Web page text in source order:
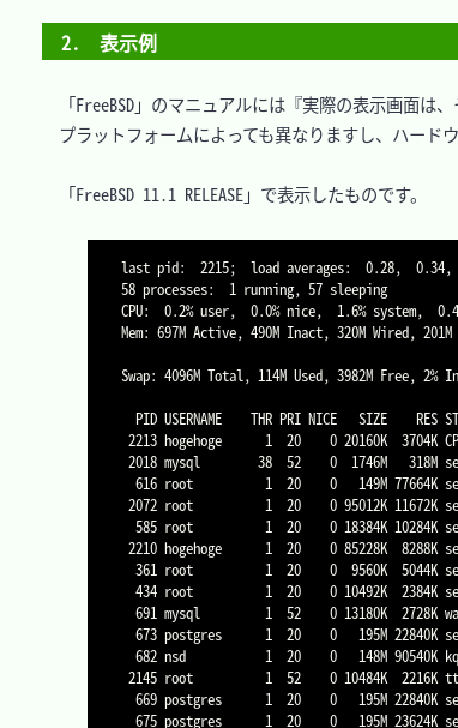
2.　表示例
「FreeBSD」のマニュアルには『実際の表示画面は
プラットフォームによっても異なりますし、ハード
「FreeBSD 11.1 RELEASE」で表示したものです。
last pid:  2215;  load averages:  0.28,
58 processes:  1 running, 57 sleeping
CPU:  0.2% user,  0.0% nice,  1.6% system,
Mem: 697M Active, 490M Inact, 320M Wired,
Swap: 4096M Total, 114M Used, 3982M Free, 2%